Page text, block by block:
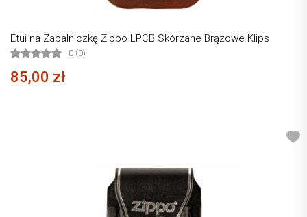
Etui na Zapalniczkę Zippo LPCB Skórzane Brązowe Klips
0 (0)
85,00 zł